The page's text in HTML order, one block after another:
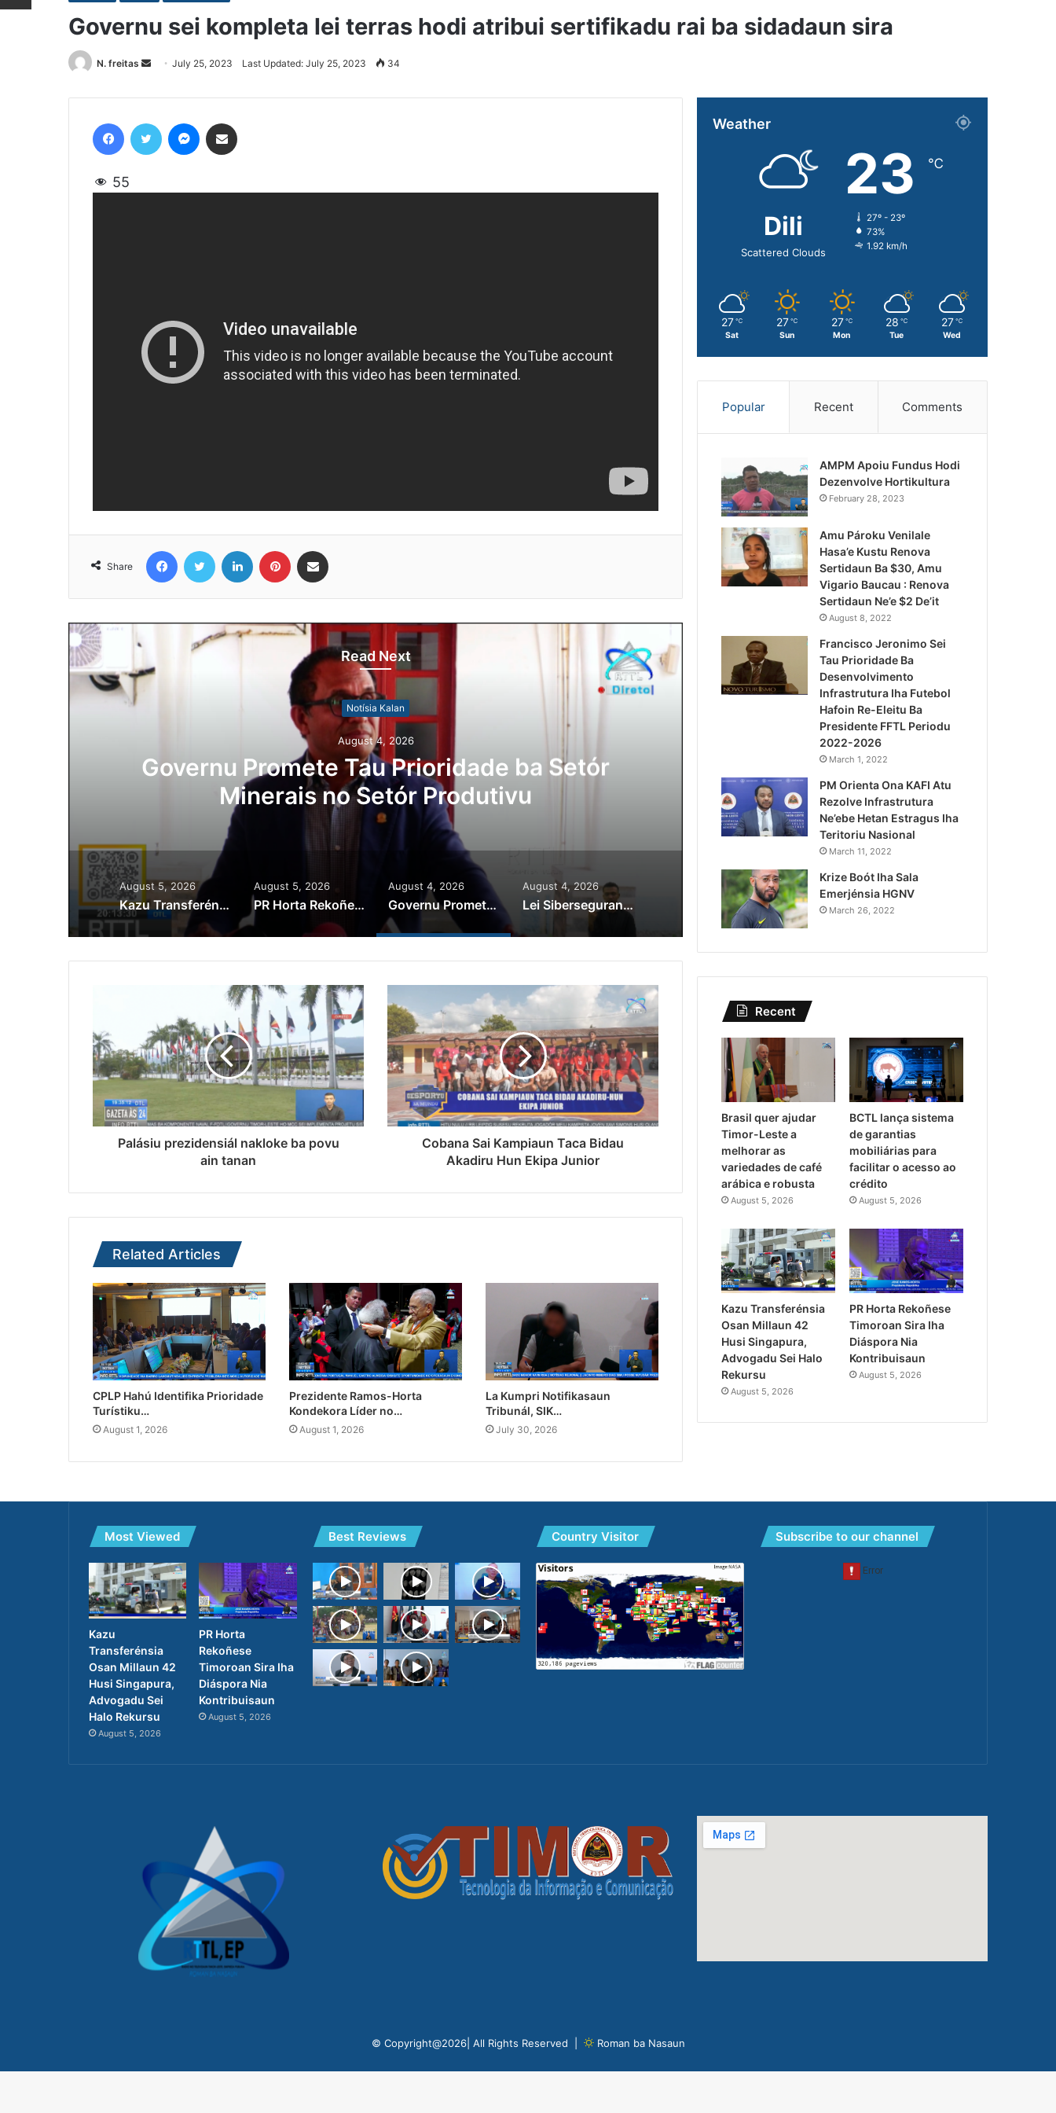
Governu sei kompleta lei terras hodi atribui sertifikadu rai ba sidadaun sira
N. freitas
Send
email
July 25, 2023 Last Updated: July 25, 2023 34
55
Share
Read Next
Notísia Kalan
August 4, 2026
Governu Promete Tau Prioridade ba Setór
Minerais no Setór Produtivu
Lei Siberseguransa Ajuda
Kaptura Autór Kriminozu
Estranjeiru
August 5, 2026
Kazu Transferénsia Osan Millaun 42 Husi Singapura, Advogadu Sei Halo Rekursu
August 5, 2026
PR Horta Rekoñese Timoroan Sira Iha Diáspora Nia Kontribuisaun
August 4, 2026
Governu Promete Tau Prioridade ba Setór Minerais no Setór Produtivu
August 4, 2026
Lei Siberseguransa Ajuda Autoridade Polisiál Kaptura Autór Kriminozu ho Paradeiru Iha Estranjeiru
Palásiu prezidensiál nakloke ba povu
ain tanan
Cobana Sai Kampiaun Taca Bidau
Akadiru Hun Ekipa Junior
Related Articles
CPLP Hahú Identifika Prioridade
Turístiku…
August 1, 2026
Prezidente Ramos-Horta
Kondekora Líder no…
August 1, 2026
La Kumpri Notifikasaun
Tribunál, SIK…
July 30, 2026
Weather
Dili
Scattered Clouds
23 ℃
27º - 23º
73%
1.92 km/h
27 ℃
Sat
27 ℃
Sun
27 ℃
Mon
28 ℃
Tue
27 ℃
Wed
Popular Recent Comments
AMPM Apoiu Fundus Hodi
Dezenvolve Hortikultura
February 28, 2023
Amu Pároku Venilale
Hasa’e Kustu Renova
Sertidaun Ba $30, Amu
Vigario Baucau : Renova
Sertidaun Ne’e $2 De’it
August 8, 2022
Francisco Jeronimo Sei
Tau Prioridade Ba
Desenvolvimento
Infrastrutura Iha Futebol
Hafoin Re-Eleitu Ba
Presidente FFTL Periodu
2022-2026
March 1, 2022
PM Orienta Ona KAFI Atu
Rezolve Infrastrutura
Ne’ebe Hetan Estragus Iha
Teritoriu Nasional
March 11, 2022
Krize Boót Iha Sala
Emerjénsia HGNV
March 26, 2022
Recent
Brasil quer ajudar
Timor-Leste a
melhorar as
variedades de café
arábica e robusta
August 5, 2026
BCTL lança sistema
de garantias
mobiliárias para
facilitar o acesso ao
crédito
August 5, 2026
Kazu Transferénsia
Osan Millaun 42
Husi Singapura,
Advogadu Sei Halo
Rekursu
August 5, 2026
PR Horta Rekoñese
Timoroan Sira Iha
Diáspora Nia
Kontribuisaun
August 5, 2026
Most Viewed
Kazu
Transferénsia
Osan Millaun 42
Husi Singapura,
Advogadu Sei
Halo Rekursu
August 5, 2026
PR Horta
Rekoñese
Timoroan Sira Iha
Diáspora Nia
Kontribuisaun
August 5, 2026
Best Reviews Country Visitor Subscribe to our channel
© Copyright@2026| All Rights Reserved | Roman ba Nasaun